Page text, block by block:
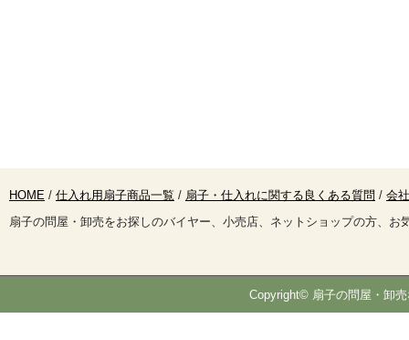
HOME / 仕入れ用扇子商品一覧 / 扇子・仕入れに関する良くある質問 / 会
扇子の問屋・卸売をお探しのバイヤー、小売店、ネットショップの方、お
Copyright© 扇子の問屋・卸